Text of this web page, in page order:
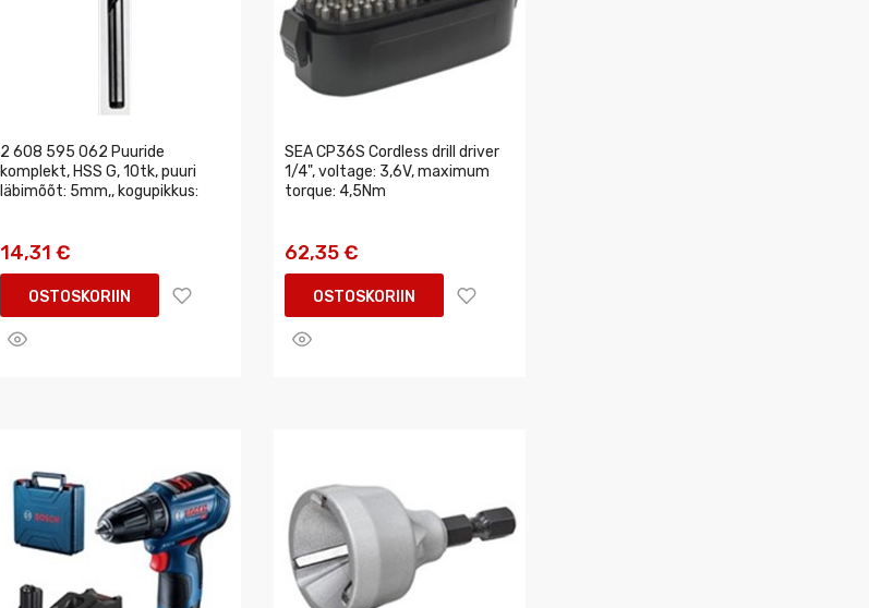
2 608 595 062 Puuride
komplekt, HSS G, 10tk, puuri
läbimõõt: 5mm,, kogupikkus:
14,31 €
OSTOSKORIIN
SEA CP36S Cordless drill driver
1/4", voltage: 3,6V, maximum
torque: 4,5Nm
62,35 €
OSTOSKORIIN